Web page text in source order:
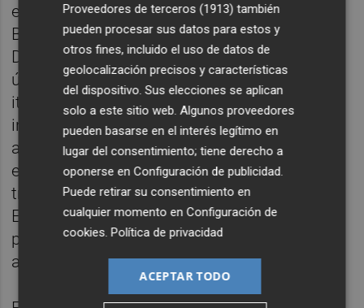
el país transalpino” comenta Luigi Bariani,
Business Development Manager de la
División Solar & Storage en Italia, “durante el
último año hemos trabajado en el mercado
italiano en algunos proyectos donde
instalaremos nuestros inversores solares y,
ahora, es el turno del almacenamiento
energético, un elemento clave para la
transición energética y con el que Power
Electronics participará en en distintos
proyectos de la misma subasta de
almacenamiento”.
Proveedores de terceros (1913) también
pueden procesar sus datos para estos y
otros fines, incluido el uso de datos de
geolocalización precisos y características
del dispositivo. Sus elecciones se aplican
solo a este sitio web. Algunos proveedores
pueden basarse en el interés legítimo en
lugar del consentimiento; tiene derecho a
oponerse enConfiguración de publicidad.
Puede retirar su consentimiento en
cualquier momento enConfiguración de
cookies.Política de privacidad
ACEPTAR TODO